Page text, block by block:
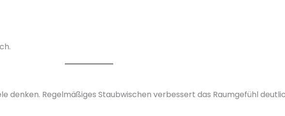
denken. Regelmäßiges Staubwischen verbessert das Raumgefühl